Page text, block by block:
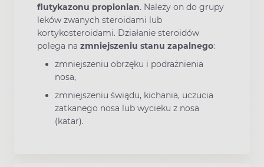
flutykazonu propionian. Należy on do grupy
leków zwanych steroidami lub
kortykosteroidami. Działanie steroidów
polega na zmniejszeniu stanu zapalnego:
zmniejszeniu obrzęku i podrażnienia
nosa,
zmniejszeniu świądu, kichania, uczucia
zatkanego nosa lub wycieku z nosa
(katar).